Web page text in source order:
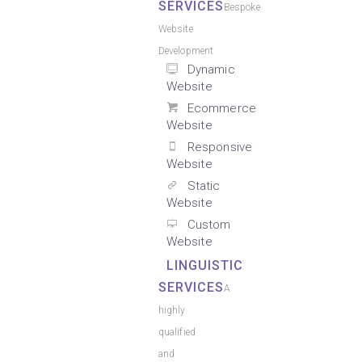
SERVICES Bespoke
Website
Development
Dynamic
Website
Ecommerce
Website
Responsive
Website
Static
Website
Custom
Website
LINGUISTIC
SERVICESA
highly
qualified
and